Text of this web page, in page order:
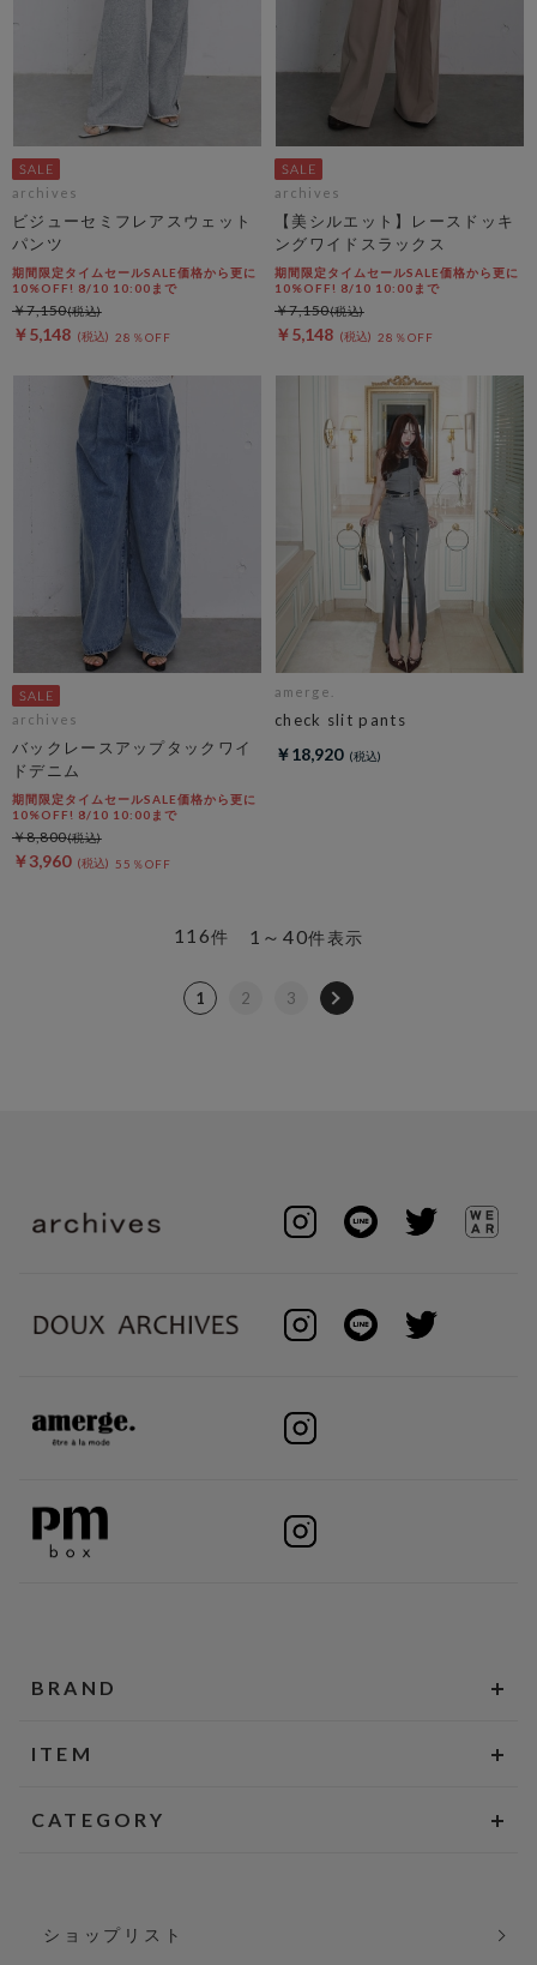
archives
ビジューセミフレアスウェット
パンツ
期間限定タイムセールSALE価格から更に
10%OFF! 8/10 10:00まで
￥5,148 28％OFF
￥7,150
archives
【美シルエット】レースドッキ
ングワイドスラックス
期間限定タイムセールSALE価格から更に
10%OFF! 8/10 10:00まで
￥5,148 28％OFF
￥7,150
archives
バックレースアップタックワイ
ドデニム
期間限定タイムセールSALE価格から更に
10%OFF! 8/10 10:00まで
￥3,960 55％OFF
￥8,800
amerge.
check slit pants
￥18,920
1～40件表示
116件
1 2 3
BRAND
ITEM
CATEGORY
ショップリスト